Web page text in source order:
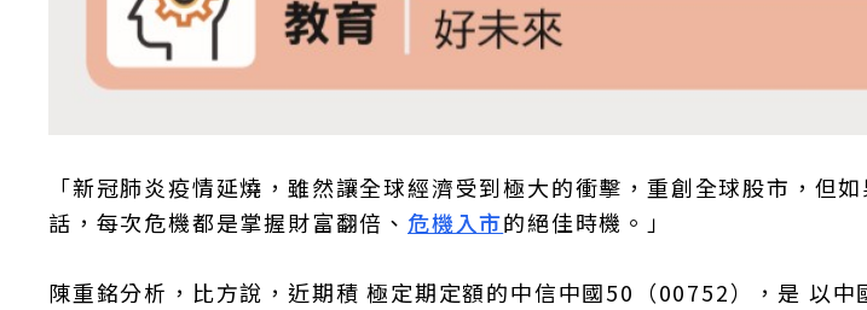
「新冠肺炎疫情延燒，雖然讓全球經濟受到極大的衝擊，重創全球股市，但
話，每次危機都是掌握財富翻倍、 危機入市的絕佳時機。」
陳重銘分析，比方說，近期積 極定期定額的中信中國50（00752），是 以中